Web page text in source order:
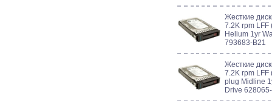
Жесткие
7.2K rpm LFF
Helium 1yr
793683-B21
Жесткие
7.2K rpm LFF
plug Midline
Drive